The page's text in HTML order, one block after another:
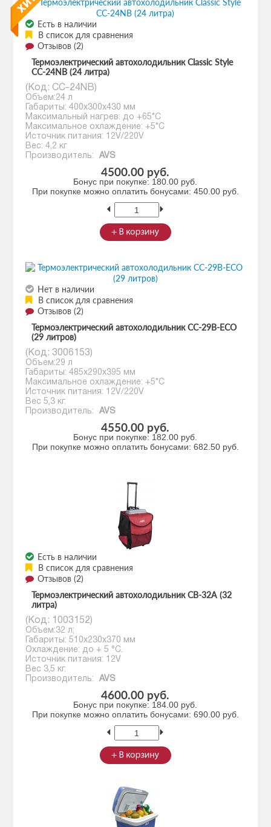
Есть в наличии
В список для сравнения
Отзывов (2)
Термоэлектрический автохолодильник Classic Style
CC-24NB (24 литра)
(Код: CC-24NB)
Объем:24 л
Габариты: 400х300х430 мм
Максимальный нагрев: до +65*С
Максимальное охлаждение: +5*С
Источник питания: 12V/220V
Вес: 4,2 кг
Производитель:
AVS
4500.00 руб.
Бонус при покупке: 180.00 руб.
При покупке можно оплатить бонусами: 450.00 руб.
Нет в наличии
В список для сравнения
Отзывов (2)
Термоэлектрический автохолодильник CC-29B-ECO
(29 литров)
(Код: 3006153)
Объем:29 л
Габариты: 485х290х395 мм
Максимальное охлаждение: +5*С
Источник питания: 12V/220V
Вес 5,3 кг.
Производитель:
AVS
4550.00 руб.
Бонус при покупке: 182.00 руб.
При покупке можно оплатить бонусами: 682.50 руб.
Есть в наличии
В список для сравнения
Отзывов (2)
Термоэлектрический автохолодильник CВ-32А (32
литра)
(Код: 1003152)
Объем:32 л;
Габариты: 510х230х370 мм
Охлаждение: до + 5 °C.
Источник питания: 12V
Вес 3,5 кг.
Производитель:
AVS
4600.00 руб.
Бонус при покупке: 184.00 руб.
При покупке можно оплатить бонусами: 690.00 руб.